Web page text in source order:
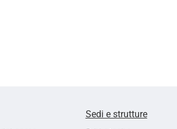
Sedi e strutture